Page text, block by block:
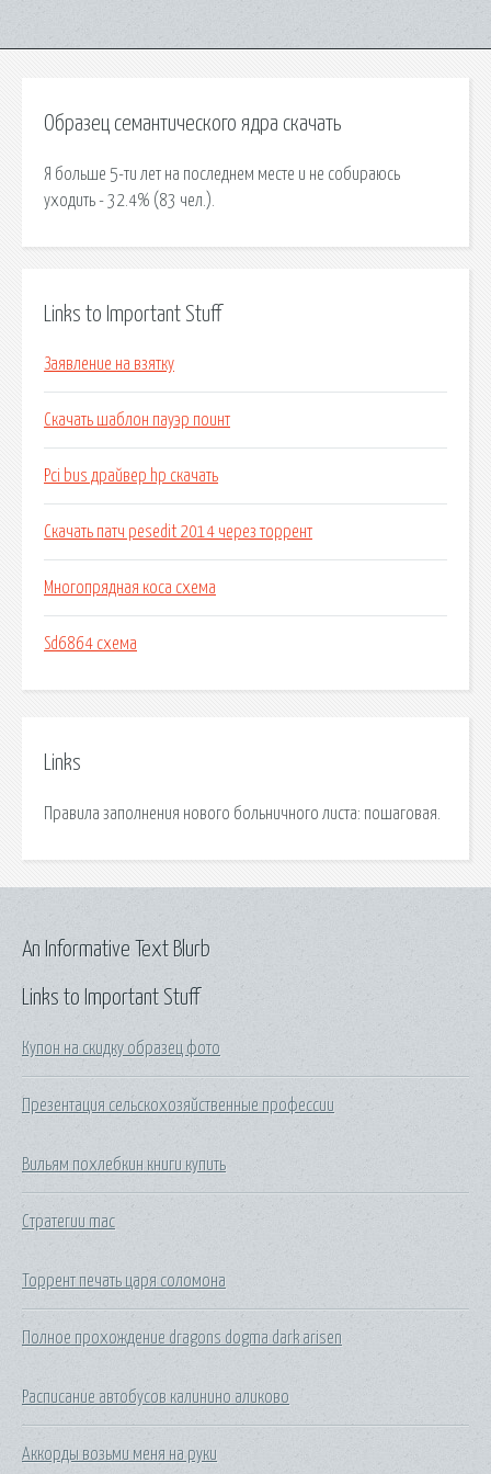
Образец семантического ядра скачать
Я больше 5-ти лет на последнем месте и не собираюсь
уходить - 32.4% (83 чел.).
Links to Important Stuff
Заявление на взятку
Скачать шаблон пауэр поинт
Pci bus драйвер hp скачать
Скачать патч pesedit 2014 через торрент
Многопрядная коса схема
Sd6864 схема
Links
Правила заполнения нового больничного листа: пошаговая.
Links to Important Stuff
Купон на скидку образец фото
Презентация сельскохозяйственные профессии
Вильям похлебкин книги купить
Стратегии mac
Торрент печать царя соломона
Полное прохождение dragons dogma dark arisen
Расписание автобусов калинино аликово
Аккорды возьми меня на руки
An Informative Text Blurb